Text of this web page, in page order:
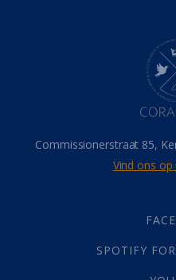
Hemel
Israel (14)
Gebed(87)
Die
God(392)
Afgode
Commissionerstraat 85,
Vind ons
SPOTIFY